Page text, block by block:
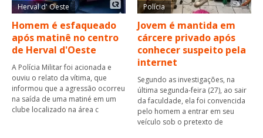
Herval d' Oeste
Homem é esfaqueado
após matinê no centro
de Herval d'Oeste
A Polícia Militar foi acionada e
ouviu o relato da vítima, que
informou que a agressão ocorreu
na saída de uma matiné em um
clube localizado na área c
Polícia
Jovem é mantida em
cárcere privado após
conhecer suspeito pela
internet
Segundo as investigações, na
última segunda-feira (27), ao sair
da faculdade, ela foi convencida
pelo homem a entrar em seu
veículo sob o pretexto de